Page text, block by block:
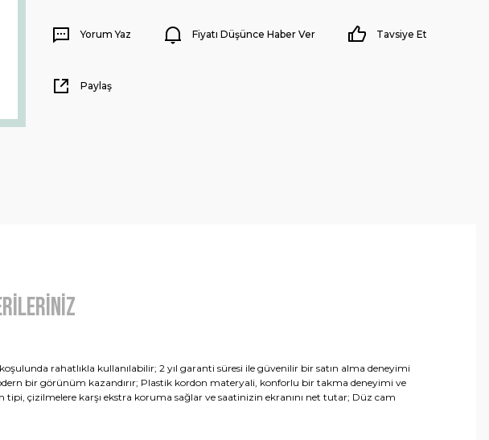
Yorum Yaz Fiyatı Düşünce Haber Ver Tavsiye Et
Paylaş
rahatlıkla kullanılabilir; 2 yıl garanti süresi ile güvenilir bir satın alma deneyimi
bir görünüm kazandırır; Plastik kordon materyali, konforlu bir takma deneyimi ve
tipi, çizilmelere karşı ekstra koruma sağlar ve saatinizin ekranını net tutar; Düz cam